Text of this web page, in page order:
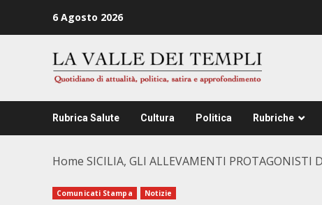
6 Agosto 2026
Rubrica Salute Cultura Politica Rubriche
Home SICILIA, GLI ALLEVAMENTI PROTAGONISTI
Comunicati Stampa Notizie